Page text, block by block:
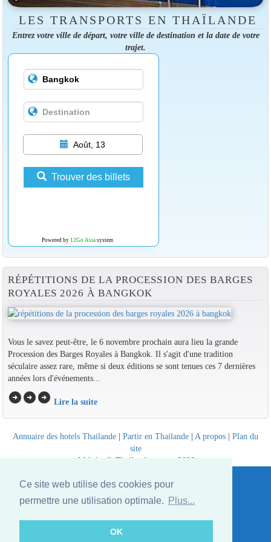
Ce site web utilise des cookies pour
permettre une utilisation optimale.
Plus...
OK
LES TRANSPORTS EN THAÏLANDE
Entrez votre ville de départ, votre ville de destination et la date de votre
trajet.
Août, 13
Trouver des billets
Powered by 12Go Asiasystem
RÉPÉTITIONS DE LA PROCESSION DES BARGES
ROYALES 2026 À BANGKOK
Vous le savez peut-être, le 6 novembre prochain aura lieu la grande
Procession des Barges Royales à Bangkok. Il s'agit d'une tradition
séculaire assez rare, même si deux éditions se sont tenues ces 7 dernières
années lors d'événements...
arrow_circle_rightarrow_circle_rightarrow_circle_right Lire la suite
Annuaire des hotels Thailande | Partir en Thailande | A propos | Plan du
site
Website © Thailandee.com - 2026